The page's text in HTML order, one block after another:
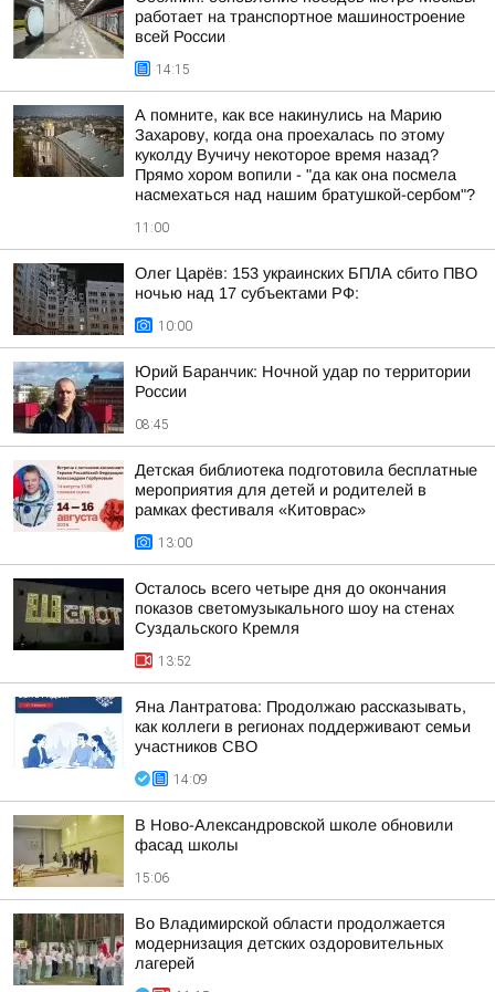
работает на транспортное машиностроение
всей России
14:15
А помните, как все накинулись на Марию
Захарову, когда она проехалась по этому
куколду Вучичу некоторое время назад?
Прямо хором вопили - "да как она посмела
насмехаться над нашим братушкой-сербом"?
11:00
Олег Царёв: 153 украинских БПЛА сбито ПВО
ночью над 17 субъектами РФ:
10:00
Юрий Баранчик: Ночной удар по территории
России
08:45
Детская библиотека подготовила бесплатные
мероприятия для детей и родителей в
рамках фестиваля «Китоврас»
13:00
Осталось всего четыре дня до окончания
показов светомузыкального шоу на стенах
Суздальского Кремля
13:52
Яна Лантратова: Продолжаю рассказывать,
как коллеги в регионах поддерживают семьи
участников СВО
14:09
В Ново-Александровской школе обновили
фасад школы
15:06
Во Владимирской области продолжается
модернизация детских оздоровительных
лагерей